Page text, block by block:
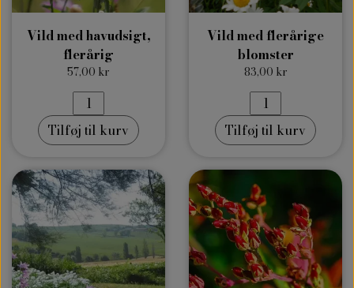
Vild med havudsigt,
flerårig
57,00 kr
Tilføj til kurv
Vild med flerårige
blomster
83,00 kr
Tilføj til kurv